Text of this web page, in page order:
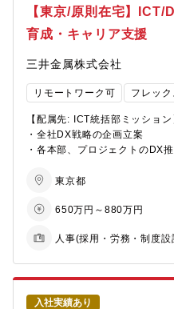
は？】
デクセリアルズグループは、
合わせ、デジタルテクノロジー
ンを手掛けてまいりました。今
Things）、次世代通信など、
ンの果たすべき役割も大きくな
このような状況の中で、DXPS
ニクス領域での事業の成長を
光と電気をコントロールする
なかったフォトニクス・ソリ
解決に資することを存在意義
す。
ンを募集いたします。
デクセリアルズのコーポレート
県）のチームとも連携しながら
・人事労務関連業務：組織人
用・キャリア採用、人事労務シ
よる業務効率化推進、報酬・
企画・運用・実行、社員コミュ
etc.
ト企画など
導育成
【デクセリアルズフォトニクス
ンを手掛けてまいりました。
【東京/原則在宅】ICT/
育成・キャリア支援
三井金属株式会社
リモートワーク可 フレッ
【配属先: ICT統括部ミッション
・全社DX戦略の
・各本部、プロジェクト
ICT統括部人材マネジメント担
います。主な活動として、ICT
東京都
650万円～880万円
人事(採用・労務・制度
入社実績あり